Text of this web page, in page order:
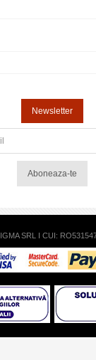
Newsletter
Aboneaza-te
SRL I CUI: